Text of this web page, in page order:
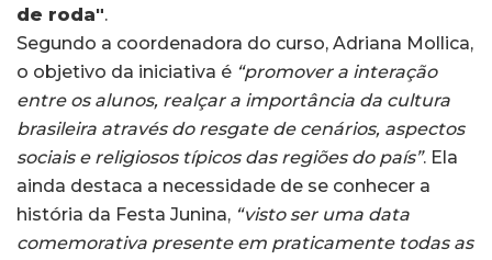
de roda".
Segundo a coordenadora do curso, Adriana Mollica,
o objetivo da iniciativa é “promover a interação
entre os alunos, realçar a importância da cultura
brasileira através do resgate de cenários, aspectos
sociais e religiosos típicos das regiões do país”. Ela
ainda destaca a necessidade de se conhecer a
história da Festa Junina, “visto ser uma data
comemorativa presente em praticamente todas as